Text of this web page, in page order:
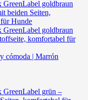
cómoda | Marrón